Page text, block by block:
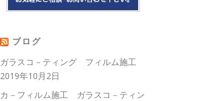
ブログ
ガラスコ－ティング フィルム施工
2019年10月2日
カ－フィルム施工 ガラスコ－ティン